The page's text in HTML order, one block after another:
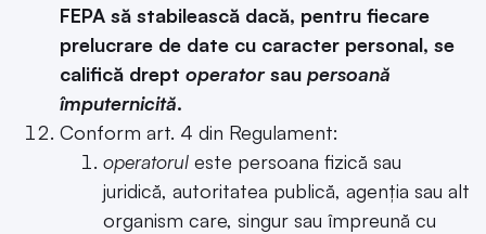
FEPA să stabilească dacă, pentru fiecare
prelucrare de date cu caracter personal, se
califică drept operatorsau persoană
împuternicită.
Conform art. 4 din Regulament:
operatorul este persoana fizică sau
juridică, autoritatea publică, agenția sau alt
organism care, singur sau împreună cu